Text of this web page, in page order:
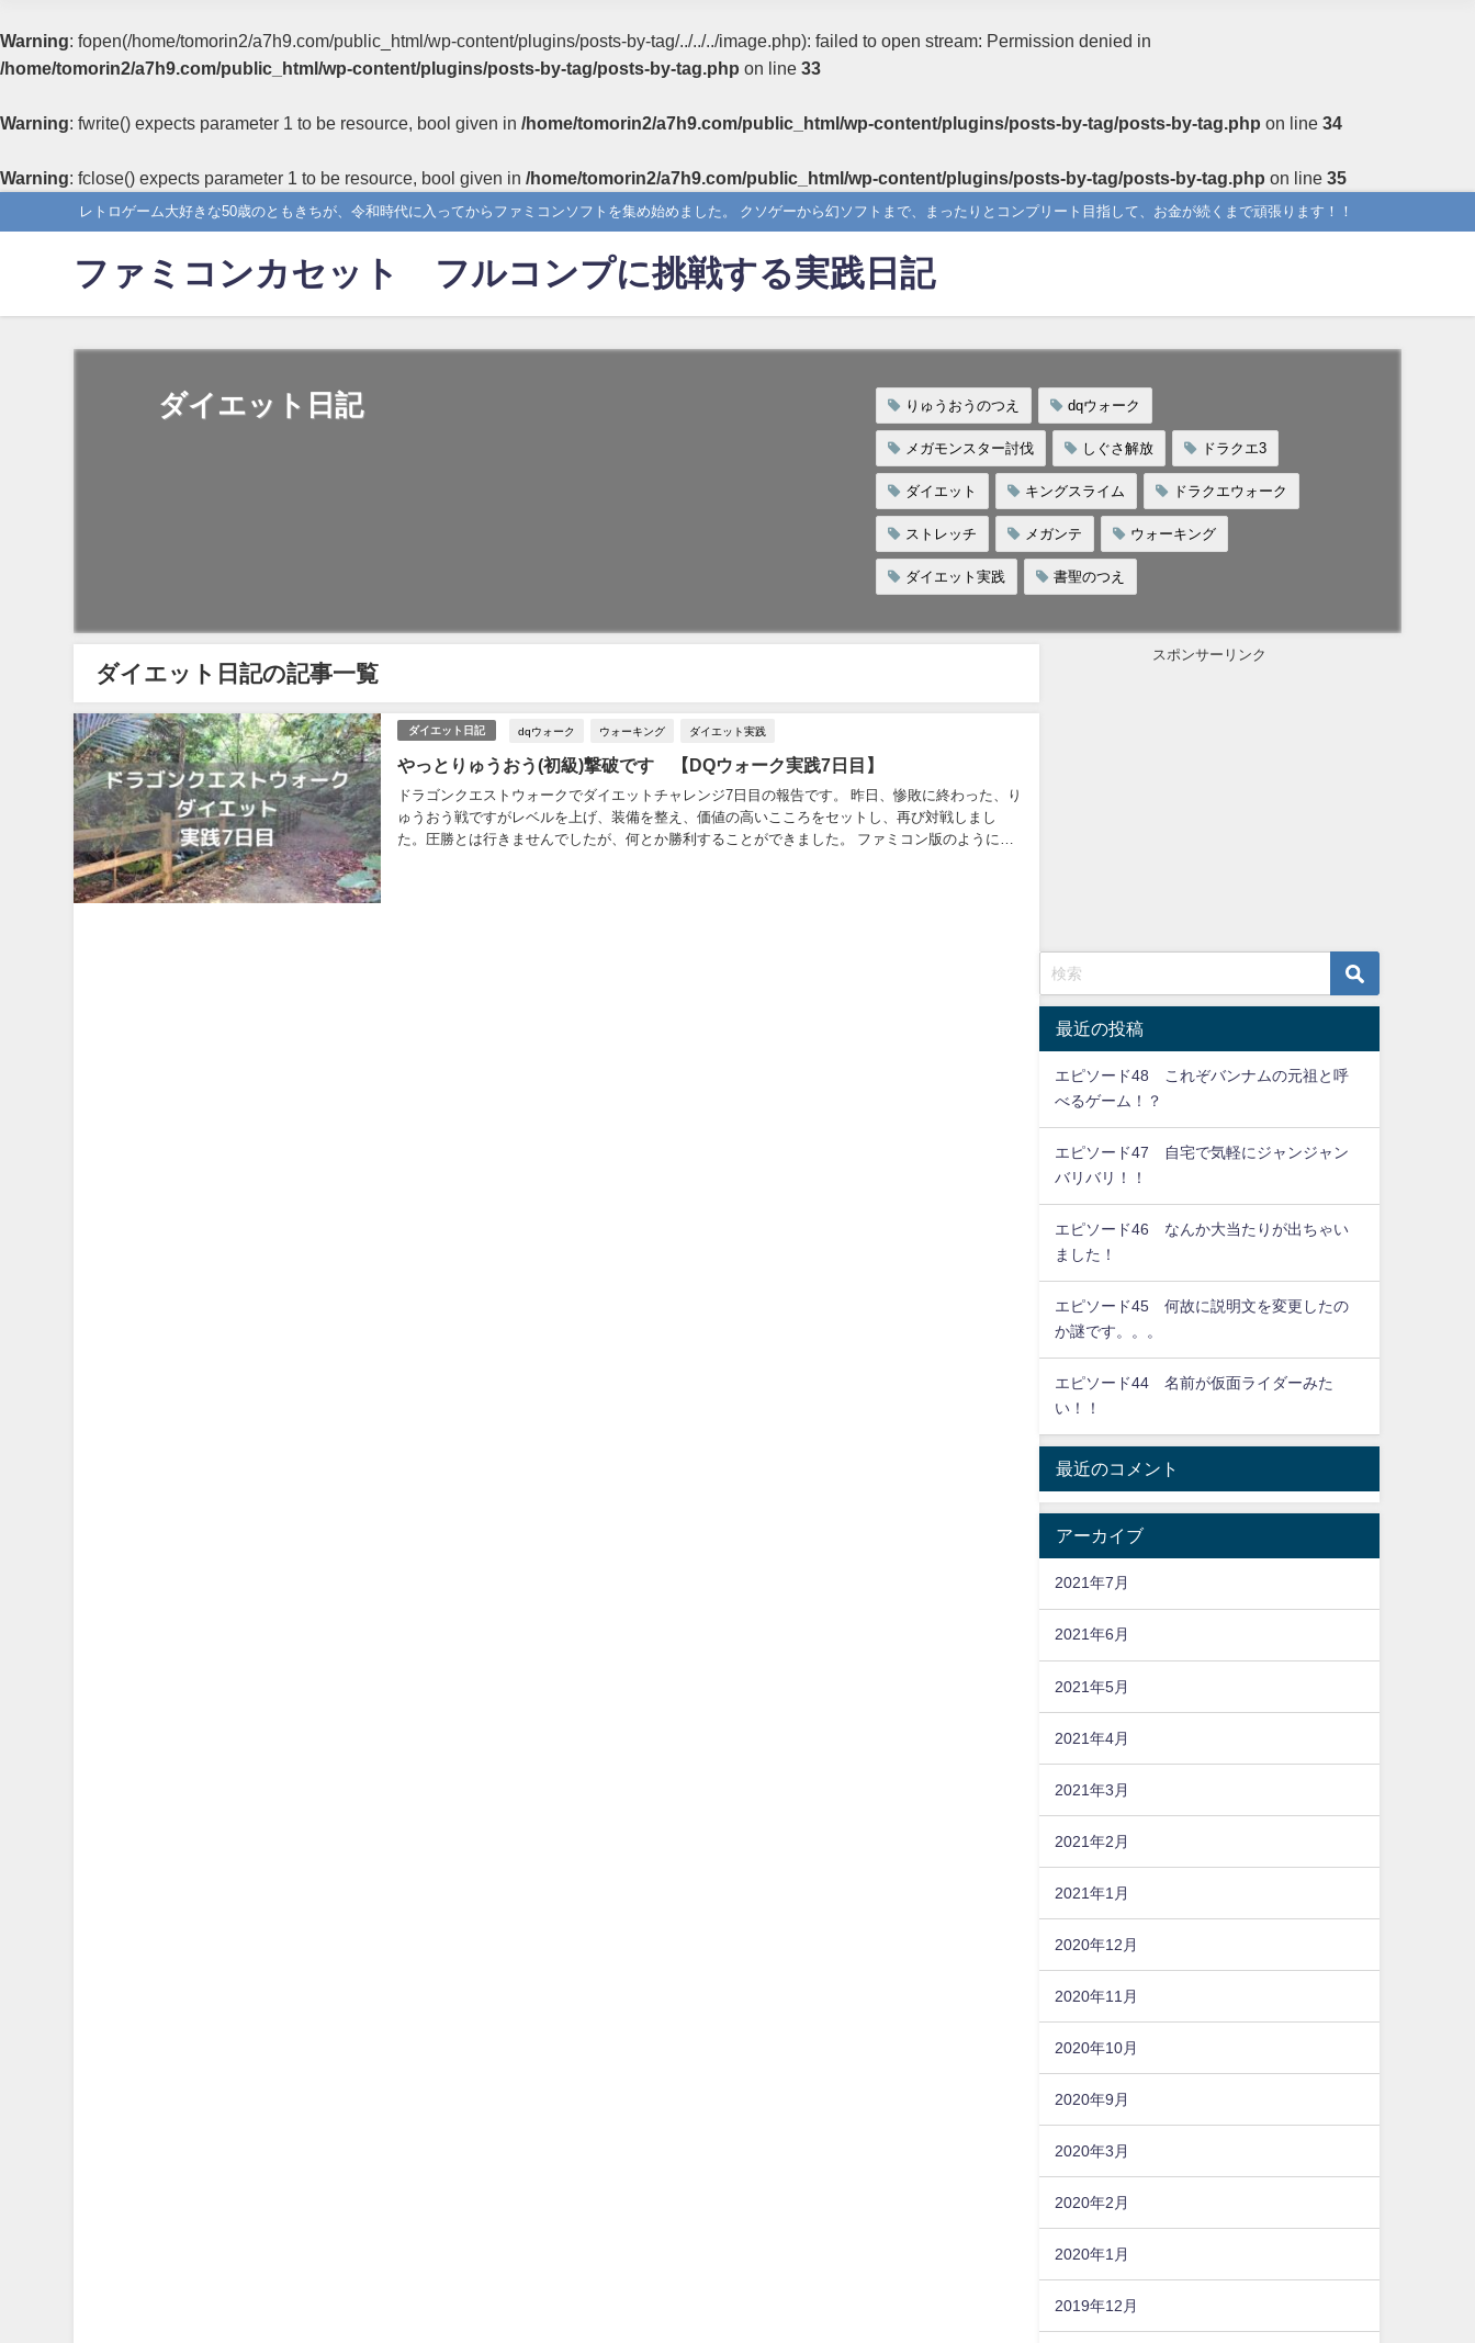
Warning: fopen(/home/tomorin2/a7h9.com/public_html/wp-content/plugins/posts-by-tag/../../../image.php): failed to open stream: Permission denied in
/home/tomorin2/a7h9.com/public_html/wp-content/plugins/posts-by-tag/posts-by-tag.php on line 33
Warning: fwrite() expects parameter 1 to be resource, bool given in /home/tomorin2/a7h9.com/public_html/wp-content/plugins/posts-by-tag/posts-by-tag.php on line 34
Warning: fclose() expects parameter 1 to be resource, bool given in /home/tomorin2/a7h9.com/public_html/wp-content/plugins/posts-by-tag/posts-by-tag.php on line 35
レトロゲーム大好きな50歳のともきちが、令和時代に入ってからファミコンソフトを集め始めました。 クソゲーから幻ソフトまで、まったりとコンプリート目指して、お金が続くまで頑張ります！！
ファミコンカセット フルコンプに挑戦する実践日記
ダイエット日記 りゅうおうのつえ dqウォーク
メガモンスター討伐 しぐさ解放 ドラクエ3
ダイエット キングスライム ドラクエウォーク
ストレッチ メガンテ ウォーキング
ダイエット実践 書聖のつえ
ダイエット日記の記事一覧
ダイエット日記 dqウォーク ウォーキング ダイエット実践
やっとりゅうおう(初級)撃破です 【DQウォーク実践7日目】
ドラゴンクエストウォークでダイエットチャレンジ7日目の報告です。 昨日、惨敗に終わった、り
ゅうおう戦ですがレベルを上げ、装備を整え、価値の高いこころをセットし、再び対戦しまし
た。圧勝とは行きませんでしたが、何とか勝利することができました。 ファミコン版のようにド
スポンサーリンク
最近の投稿
エピソード48 これぞバンナムの元祖と呼
べるゲーム！？
エピソード47 自宅で気軽にジャンジャン
バリバリ！！
エピソード46 なんか大当たりが出ちゃい
ました！
エピソード45 何故に説明文を変更したの
か謎です。。。
エピソード44 名前が仮面ライダーみた
い！！
最近のコメント
アーカイブ
2021年7月
2021年6月
2021年5月
2021年4月
2021年3月
2021年2月
2021年1月
2020年12月
2020年11月
2020年10月
2020年9月
2020年3月
2020年2月
2020年1月
2019年12月